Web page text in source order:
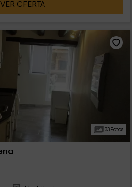
VER OFERTA
33 Fotos